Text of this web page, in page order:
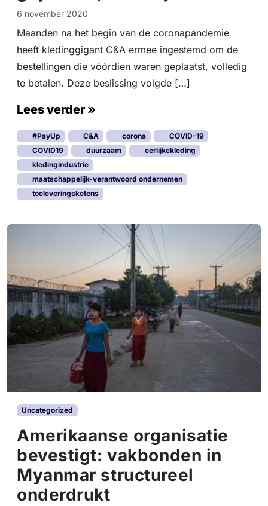
6 november 2020
Maanden na het begin van de coronapandemie
heeft kledinggigant C&A ermee ingestemd om de
bestellingen die vóórdien waren geplaatst, volledig
te betalen. Deze beslissing volgde […]
Lees verder »
#PayUp C&A corona
COVID-19
COVID19
duurzaam
eerlijkekleding
kledingindustrie
maatschappelijk-verantwoord ondernemen
toeleveringsketens
Uncategorized
Amerikaanse organisatie
bevestigt: vakbonden in
Myanmar structureel
onderdrukt